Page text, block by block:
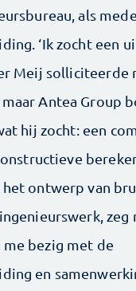
als
‘Ik zocht een
Meij solliciteerde
Antea Group
hij zocht: een
ontwerp van
zeg
me bezig met de
en